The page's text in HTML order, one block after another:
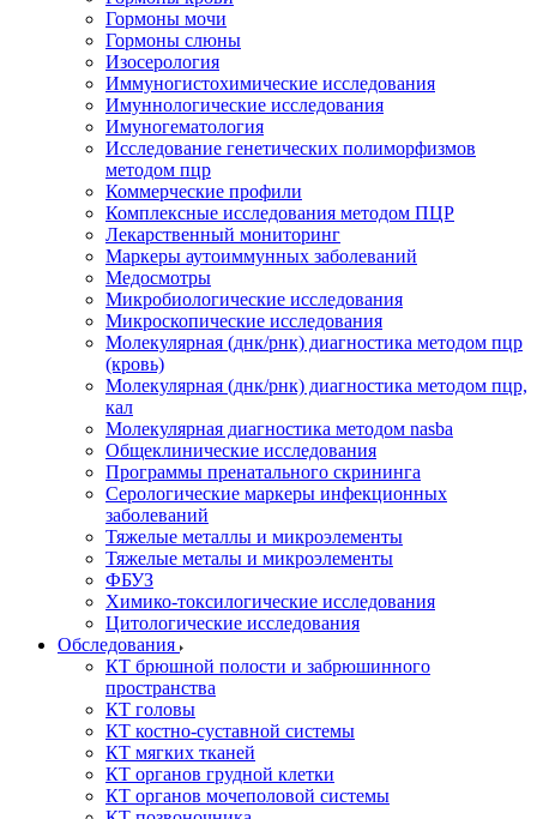
Гормоны мочи
Гормоны слюны
Изосерология
Иммуногистохимические исследования
Имуннологические исследования
Имуногематология
Исследование генетических полиморфизмов
методом пцр
Коммерческие профили
Комплексные исследования методом ПЦР
Лекарственный мониторинг
Маркеры аутоиммунных заболеваний
Медосмотры
Микробиологические исследования
Микроскопические исследования
Молекулярная (днк/рнк) диагностика методом пцр
(кровь)
Молекулярная (днк/рнк) диагностика методом пцр,
кал
Молекулярная диагностика методом nasba
Общеклинические исследования
Программы пренатального скрининга
Серологические маркеры инфекционных
заболеваний
Тяжелые металлы и микроэлементы
Тяжелые металы и микроэлементы
ФБУЗ
Химико-токсилогические исследования
Цитологические исследования
Обследования
КТ брюшной полости и забрюшинного
пространства
КТ головы
КТ костно-суставной системы
КТ мягких тканей
КТ органов грудной клетки
КТ органов мочеполовой системы